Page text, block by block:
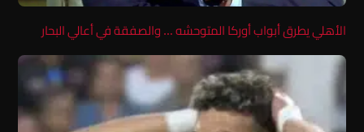
الأهلي يطرق أبواب أوركا المتوحشه … والصفقة في أعالي البحار